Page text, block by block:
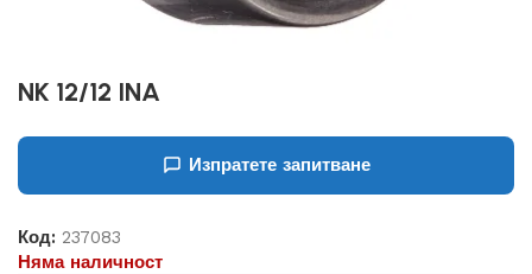
NK 12/12 INA
Изпратете запитване
Код:237083
Няма наличност